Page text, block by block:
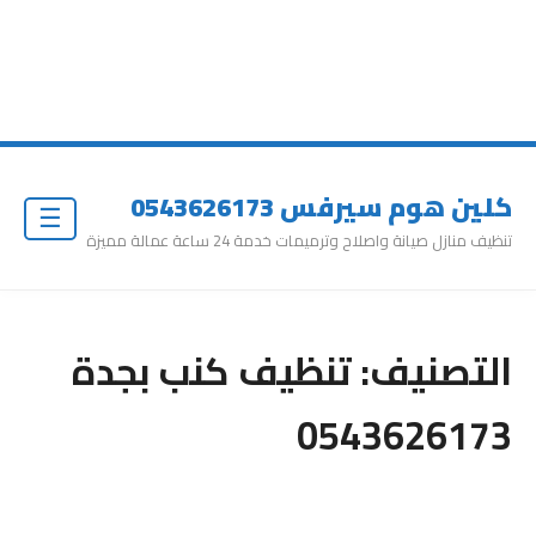
كلين هوم سيرفس 0543626173
تنظيف منازل صيانة واصلاح وترميمات خدمة 24 ساعة عمالة مميزة
التصنيف:تنظيف كنب بجدة
0543626173